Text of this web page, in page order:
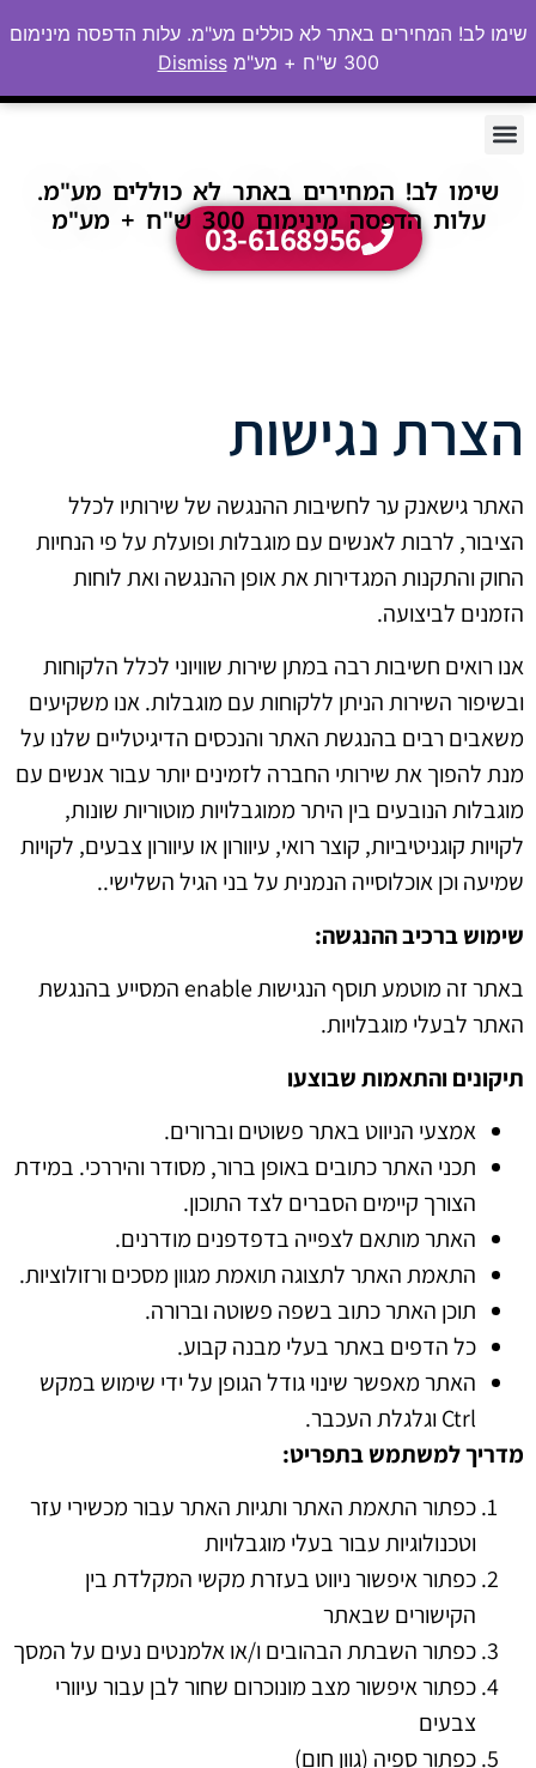
03-6168956
שימו לב! המחירים באתר לא כוללים מע"מ.
עלות הדפסה מינימום 300 ש"ח + מע"מ
הצרת נגישות
האתר גישאנק ער לחשיבות ההנגשה של שירותיו לכלל
הציבור, לרבות לאנשים עם מוגבלות ופועלת על פי הנחיות
החוק והתקנות המגדירות את אופן ההנגשה ואת לוחות
הזמנים לביצועה.
אנו רואים חשיבות רבה במתן שירות שוויוני לכלל הלקוחות
ובשיפור השירות הניתן ללקוחות עם מוגבלות. אנו משקיעים
משאבים רבים בהנגשת האתר והנכסים הדיגיטליים שלנו על
מנת להפוך את שירותי החברה לזמינים יותר עבור אנשים עם
מוגבלות הנובעים בין היתר ממוגבלויות מוטוריות שונות,
לקויות קוגניטיביות, קוצר רואי, עיוורון או עיוורון צבעים, לקויות
שמיעה וכן אוכלוסייה הנמנית על בני הגיל השלישי..
שימוש ברכיב ההנגשה:
באתר זה מוטמע תוסף הנגישות enable המסייע בהנגשת
האתר לבעלי מוגבלויות.
תיקונים והתאמות שבוצעו
אמצעי הניווט באתר פשוטים וברורים.
תכני האתר כתובים באופן ברור, מסודר והיררכי. במידת
הצורך קיימים הסברים לצד התוכון.
האתר מותאם לצפייה בדפדפנים מודרנים.
התאמת האתר לתצוגה תואמת מגוון מסכים ורזולוציות.
תוכן האתר כתוב בשפה פשוטה וברורה.
כל הדפים באתר בעלי מבנה קבוע.
האתר מאפשר שינוי גודל הגופן על ידי שימוש במקש
Ctrl וגלגלת העכבר.
מדריך למשתמש בתפריט:
כפתור התאמת האתר ותגיות האתר עבור מכשירי עזר
וטכנולוגיות עבור בעלי מוגבלויות
כפתור איפשור ניווט בעזרת מקשי המקלדת בין
הקישורים שבאתר
כפתור השבתת הבהובים ו/או אלמנטים נעים על המסך
כפתור איפשור מצב מונוכרום שחור לבן עבור עיוורי
צבעים
כפתור ספיה (גוון חום)
שימו לב! המחירים באתר לא כוללים מע"מ. עלות הדפסה מינימום
300 ש"ח + מע"מ
Dismiss